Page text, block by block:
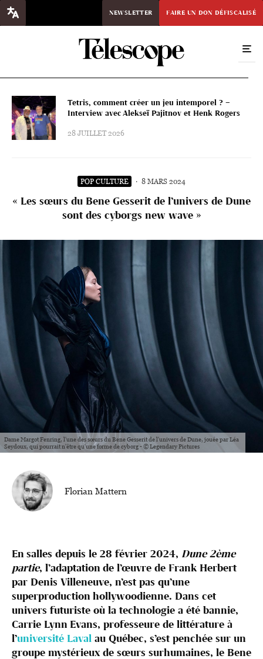
NEWSLETTER FAIRE UN DON DÉFISCALISÉ
Tetris, comment créer un jeu intemporel ? –
Interview avec Alekseï Pajitnov et Henk Rogers
28 JUILLET 2026
POP CULTURE · 8 MARS 2024
« Les sœurs du Bene Gesserit de l’univers de Dune
sont des cyborgs new wave »
Dame Margot Fenring, l'une des sœurs du Bene Gesserit de l'univers de Dune, jouée par Léa
Seydoux, qui pourrait n'être qu'une forme de cyborg - © Legendary Pictures
Florian Mattern
En salles depuis le 28 février 2024, Dune 2ème
partie, l’adaptation de l’œuvre de Frank Herbert
par Denis Villeneuve, n’est pas qu’une
superproduction hollywoodienne. Dans cet
univers futuriste où la technologie a été bannie,
Carrie Lynn Evans, professeure de littérature à
l’université Laval au Québec, s’est penchée sur un
groupe mystérieux de sœurs surhumaines, le Bene